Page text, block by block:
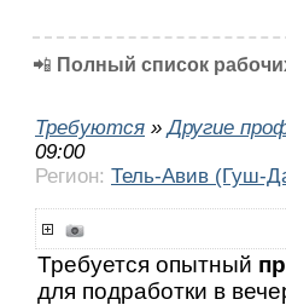
📲 Полный список
Требуются »Другие
09:00
Регион: Тель-Авив (Гуш-
Требуется опытный
для подработки в